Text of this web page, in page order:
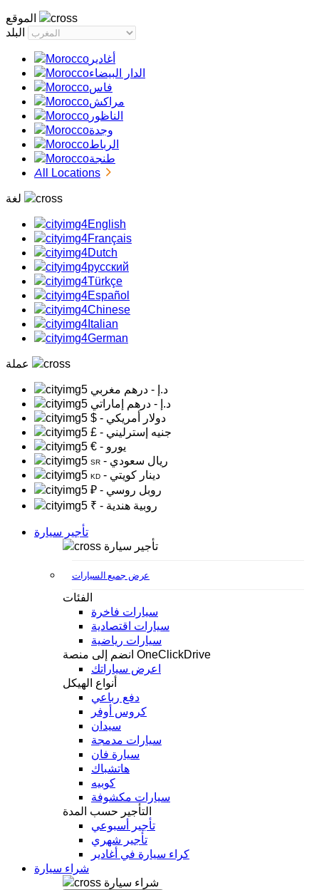
أغادير
الدار البيضاء
فاس
مراكش
الناظور
وجدة
الرباط
طنجة
All Locations
English
Français
Dutch
русский
Türkçe
Español
Chinese
Italian
German
د.إ - درهم مغربي
د.إ - درهم إماراتي
$
- دولار أمريكي
£
- جنيه إسترليني
€
- يورو
SR - ريال سعودي
KD
- دينار كويتي
₽
- روبل روسي
₹
- روبية هندية
تأجير سيارة
تأجير سيارة
عرض جميع السيارات
الفئات
سيارات فاخرة
سيارات اقتصادية
سيارات رياضية
انضم إلى منصة OneClickDrive
اعرض سياراتك
أنواع الهيكل
دفع رباعي
كروس أوفر
سيدان
سيارات مدمجة
سيارة فان
هاتشباك
كوبيه
سيارات مكشوفة
التأجير حسب المدة
تأجير أسبوعي
تأجير شهري
كراء سيارة في أغادير
شراء سيارة
شراء سيارة